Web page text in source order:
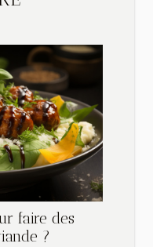
faire des
?